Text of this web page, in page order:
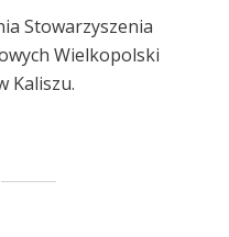
Stowarzyszenia
Wielkopolski
Kaliszu.